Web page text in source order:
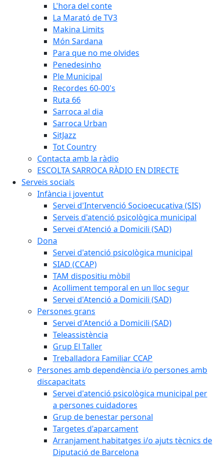
L'hora del conte
La Marató de TV3
Makina Limits
Món Sardana
Para que no me olvides
Penedesinho
Ple Municipal
Recordes 60-00's
Ruta 66
Sarroca al dia
Sarroca Urban
SitJazz
Tot Country
Contacta amb la ràdio
ESCOLTA SARROCA RÀDIO EN DIRECTE
Serveis socials
Infància i joventut
Servei d'Intervenció Socioecucativa (SIS)
Serveis d'atenció psicològica municipal
Servei d'Atenció a Domicili (SAD)
Dona
Servei d'atenció psicològica municipal
SIAD (CCAP)
TAM dispositiu mòbil
Acolliment temporal en un lloc segur
Servei d'Atenció a Domicili (SAD)
Persones grans
Servei d'Atenció a Domicili (SAD)
Teleassistència
Grup El Taller
Treballadora Familiar CCAP
Persones amb dependència i/o persones amb
discapacitats
Servei d'atenció psicològica municipal per
a persones cuidadores
Grup de benestar personal
Targetes d'aparcament
Arranjament habitatges i/o ajuts tècnics de
Diputació de Barcelona